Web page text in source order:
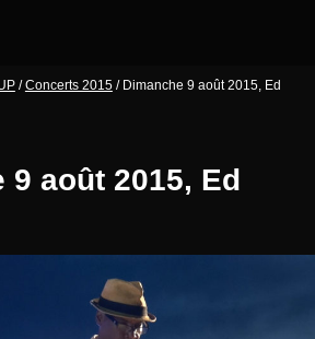
/Concerts 2015/ Dimanche 9 août 2015, Ed